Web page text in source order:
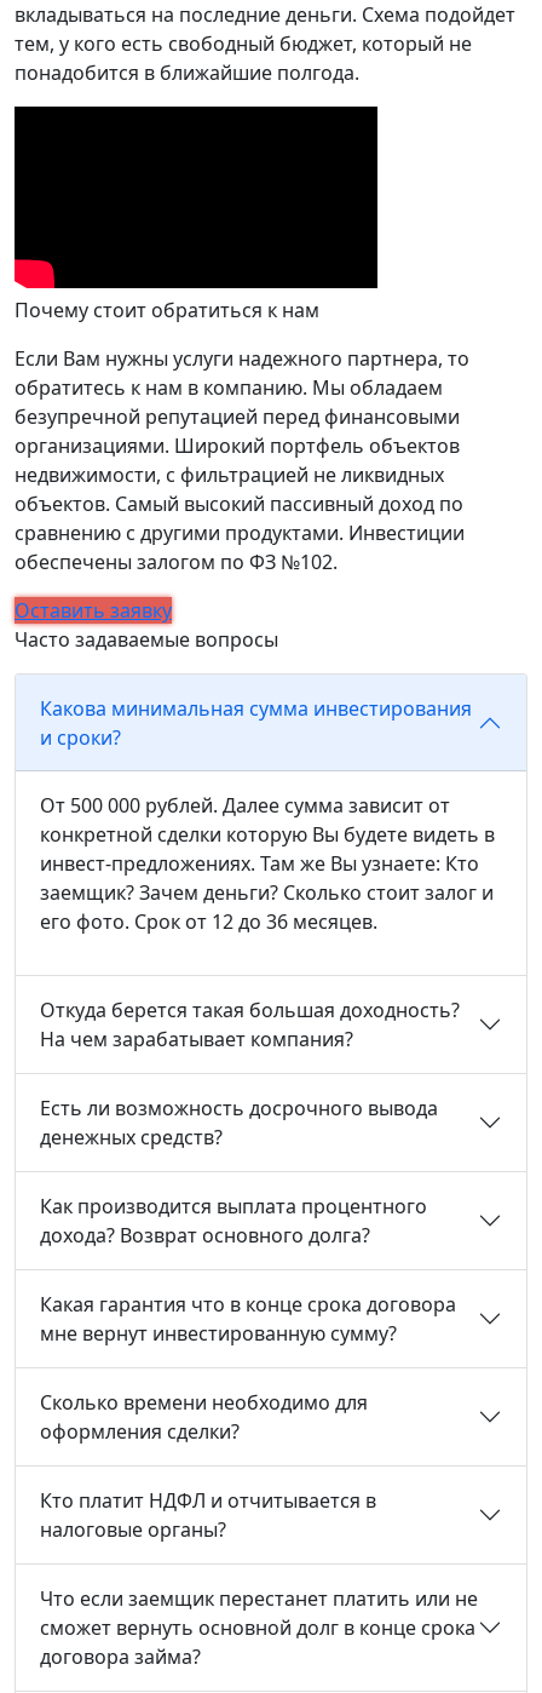
вкладываться на последние деньги. Схема подойдет
тем, у кого есть свободный бюджет, который не
понадобится в ближайшие полгода.
Почему стоит обратиться к нам
Если Вам нужны услуги надежного партнера, то
обратитесь к нам в компанию. Мы обладаем
безупречной репутацией перед финансовыми
организациями. Широкий портфель объектов
недвижимости, с фильтрацией не ликвидных
объектов. Самый высокий пассивный доход по
сравнению с другими продуктами. Инвестиции
обеспечены залогом по ФЗ №102.
Оставить заявку
Часто задаваемые вопросы
Какова минимальная сумма инвестирования
и сроки?
От 500 000 рублей. Далее сумма зависит от
конкретной сделки которую Вы будете видеть в
инвест-предложениях. Там же Вы узнаете: Кто
заемщик? Зачем деньги? Сколько стоит залог и
его фото. Срок от 12 до 36 месяцев.
Откуда берется такая большая доходность?
На чем зарабатывает компания?
Есть ли возможность досрочного вывода
денежных средств?
Как производится выплата процентного
дохода? Возврат основного долга?
Какая гарантия что в конце срока договора
мне вернут инвестированную сумму?
Сколько времени необходимо для
оформления сделки?
Кто платит НДФЛ и отчитывается в
налоговые органы?
Что если заемщик перестанет платить или не
сможет вернуть основной долг в конце срока
договора займа?